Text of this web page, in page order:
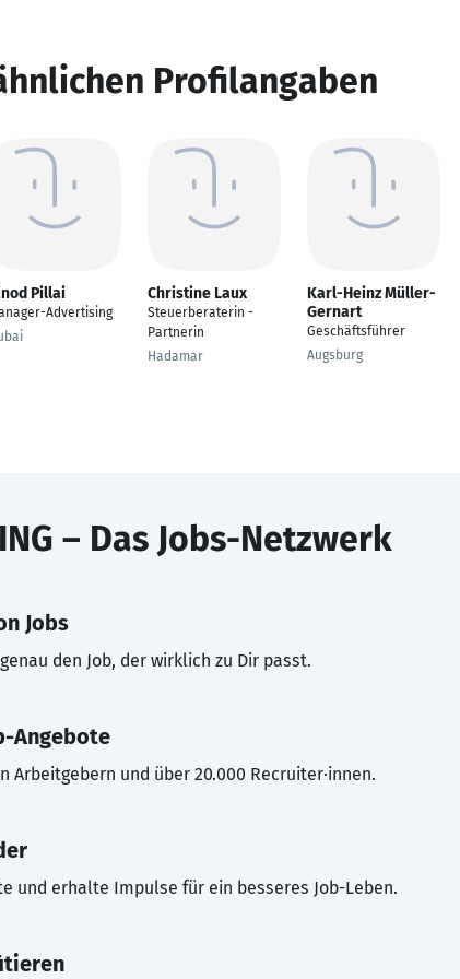
Profilangaben
Pillai
Advertising
Christine Laux
Steuerberaterin -
Partnerin
Hadamar
Karl-Heinz Müller-
Gernart
Geschäftsführer
Augsburg
– Das Jobs-Netzwerk
Jobs
den Job, der wirklich zu Dir passt.
Angebote
Arbeitgebern und über 20.000 Recruiter·innen.
und erhalte Impulse für ein besseres Job-Leben.